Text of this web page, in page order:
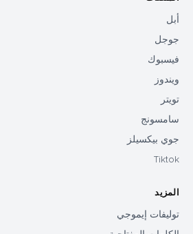
أبل
جوجل
فيسبوك
ويندوز
تويتر
سامسونج
جوي بيكسيلز
Tiktok
المزيد
توليفات إيموجي